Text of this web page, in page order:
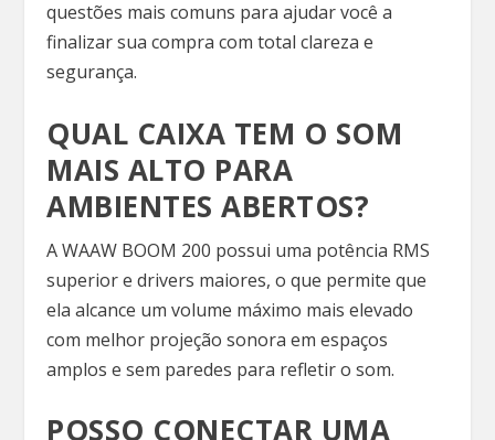
questões mais comuns para ajudar você a
finalizar sua compra com total clareza e
segurança.
QUAL CAIXA TEM O SOM
MAIS ALTO PARA
AMBIENTES ABERTOS?
A WAAW BOOM 200 possui uma potência RMS
superior e drivers maiores, o que permite que
ela alcance um volume máximo mais elevado
com melhor projeção sonora em espaços
amplos e sem paredes para refletir o som.
POSSO CONECTAR UMA